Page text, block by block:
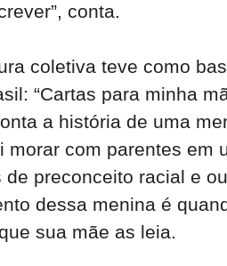
conta.
coletiva teve como
“Cartas para minha
a história de uma
morar com parentes em
preconceito racial e
dessa menina é
sua mãe as leia.